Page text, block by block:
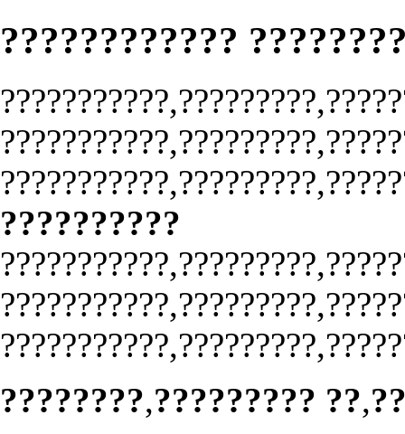
????????????
??????????
????????,????????? ??,